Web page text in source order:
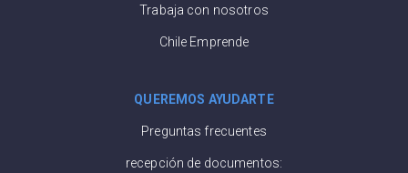
Trabaja con nosotros
Chile Emprende
QUEREMOS AYUDARTE
Preguntas frecuentes
recepción de documentos: